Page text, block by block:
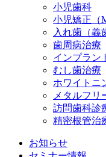
小児歯科
小児矯正（
入れ歯（義
歯周病治療
インプラン
むし歯治療
ホワイトニ
メタルフリ
訪問歯科診
精密根管治
お知らせ